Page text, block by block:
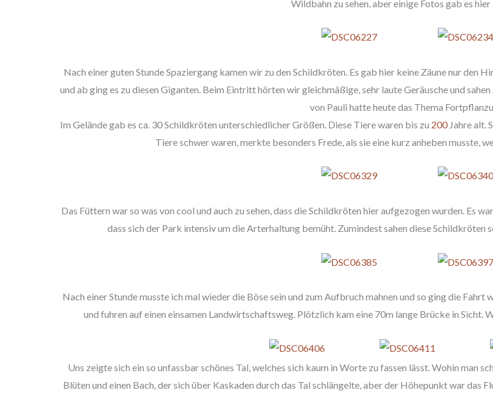
Wildbahn zu sehen, aber einige Fotos gab es hier
Nach einer guten Stunde Spaziergang kamen wir zu den Schildkröten. Es gab hier keine Zäune nur den
und ab ging es zu diesen Giganten. Beim Eintritt hörten wir gleichmäßige, sehr laute Geräusche und
von Pauli hatte heute das Thema
Im Gelände gab es ca. 30 Schildkröten unterschiedlicher Größen. Diese Tiere waren bis zu 200Jahre alt.
Tiere schwer waren, merkte besonders Frede, als sie eine kurz anheben musste,
Das Füttern war so was von cool und auch zu sehen, dass die Schildkröten hier aufgezogen wurden. Es
dass sich der Park intensiv um die Arterhaltung bemüht. Zumindest sahen diese Schildkröten
Nach einer Stunde musste ich mal wieder die Böse sein und zum Aufbruch mahnen und so ging die
und fuhren auf einen einsamen Landwirtschaftsweg. Plötzlich kam eine 70m lange Brücke in Sicht.
Uns zeigte sich ein so unfassbar schönes Tal, welches sich kaum in Worte zu fassen lässt. Wohin man
Blüten und einen Bach, der sich über Kaskaden durch das Tal schlängelte, aber der Höhepunkt war das